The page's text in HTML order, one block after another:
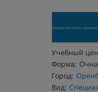
Учебный
Форма:
Город:
Вид: